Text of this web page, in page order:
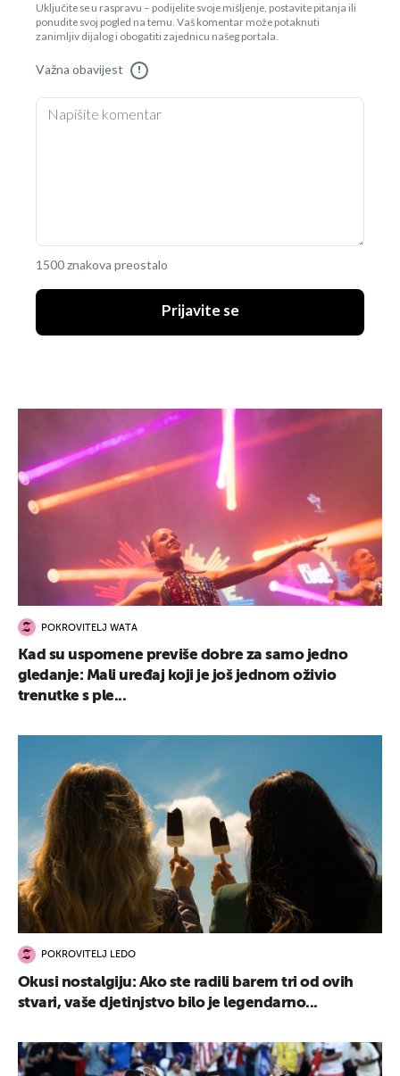
Uključite se u raspravu – podijelite svoje mišljenje, postavite pitanja ili
ponudite svoj pogled na temu. Vaš komentar može potaknuti
zanimljiv dijalog i obogatiti zajednicu našeg portala.
Važna obavijest !
1500 znakova preostalo
Prijavite se
POKROVITELJ WATA
Kad su uspomene previše dobre za samo jedno
gledanje: Mali uređaj koji je još jednom oživio
trenutke s ple...
POKROVITELJ LEDO
Okusi nostalgiju: Ako ste radili barem tri od ovih
stvari, vaše djetinjstvo bilo je legendarno...